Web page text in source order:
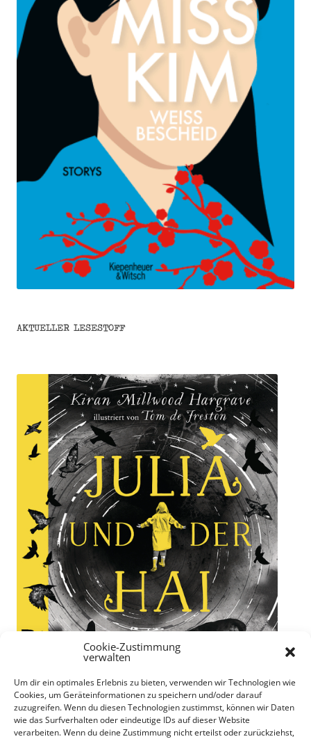
Cookie-Zustimmung
verwalten
Um dir ein optimales Erlebnis zu bieten, verwenden wir Technologien wie
Cookies, um Geräteinformationen zu speichern und/oder darauf
zuzugreifen. Wenn du diesen Technologien zustimmst, können wir Daten
wie das Surfverhalten oder eindeutige IDs auf dieser Website
verarbeiten. Wenn du deine Zustimmung nicht erteilst oder zurückziehst,
AKTUELLER LESESTOFF